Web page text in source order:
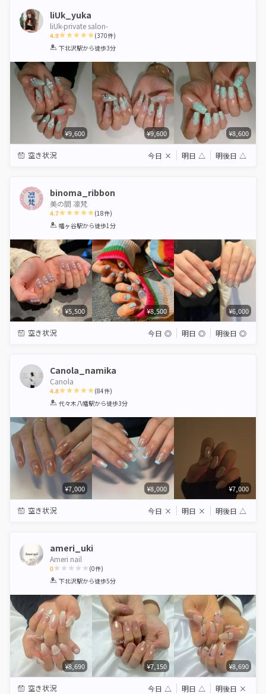
liUk_yuka
liUk-private salon-
4.9
1 2 3 4 5
(370件)
下北沢駅から徒歩3分
¥9,600 ¥9,600 ¥8,600
空き状況 今日 × 明日 △ 明後日 △
binoma_ribbon
美の間 凛梵
4.7
1 2 3 4 5
(18件)
幡ヶ谷駅から徒歩1分
¥5,500 ¥8,500 ¥6,000
空き状況 今日 ◎ 明日 ◎ 明後日 ◎
Canola_namika
Canola
4.8
1 2 3 4 5
(84件)
代々木八幡駅から徒歩3分
¥7,000 ¥8,000 ¥7,000
空き状況 今日 × 明日 × 明後日 △
ameri_uki
Ameri nail
0
1 2 3 4 5
(0件)
下北沢駅から徒歩5分
¥8,690 ¥7,150 ¥8,690
空き状況 今日 △ 明日 △ 明後日 ×